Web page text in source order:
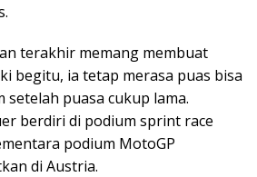
terakhir memang membuat
begitu, ia tetap merasa puas bisa
setelah puasa cukup lama.
berdiri di podium sprint race
podium MotoGP
di Austria.